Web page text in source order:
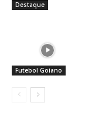
Destaque
Futebol Goiano